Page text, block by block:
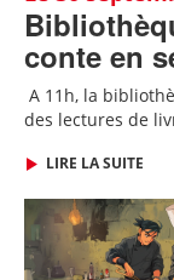
conte en
A 11h, la
des lectures de
LIRE LA SUITE